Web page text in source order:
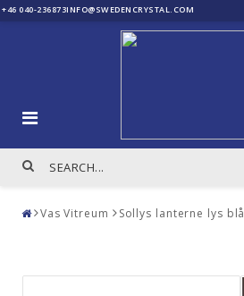
+46 040-236873INFO@SWEDENCRYSTAL.COM
Vas Vitreum Sollys lanterne lys blå